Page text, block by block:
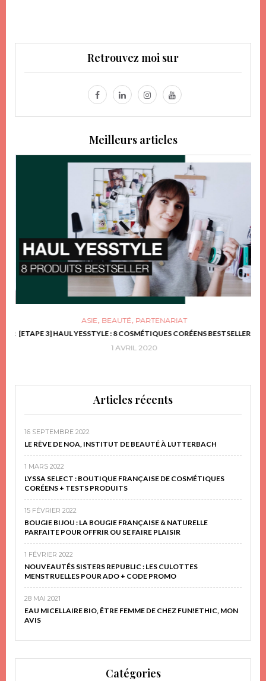
Retrouvez moi sur
Meilleurs articles
ASIE, BEAUTÉ, PARTENARIAT
[ETAPE 3] HAUL YESSTYLE : 8 COSMÉTIQUES CORÉENS BESTSELLER
1 AVRIL 2020
Articles récents
16 SEPTEMBRE 2022
LE RÊVE DE NOA, INSTITUT DE BEAUTÉ À LUTTERBACH
1 MARS 2022
LYSSA SELECT : BOUTIQUE FRANÇAISE DE COSMÉTIQUES
CORÉENS + TESTS PRODUITS
15 FÉVRIER 2022
BOUGIE BIJOU : LA BOUGIE FRANÇAISE & NATURELLE
PARFAITE POUR OFFRIR OU SE FAIRE PLAISIR
1 FÉVRIER 2022
NOUVEAUTÉS SISTERS REPUBLIC : LES CULOTTES
MENSTRUELLES POUR ADO + CODE PROMO
28 MAI 2021
EAU MICELLAIRE BIO, ÊTRE FEMME DE CHEZ FUN!ETHIC, MON
AVIS
Catégories